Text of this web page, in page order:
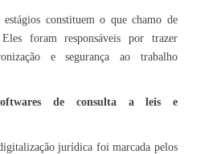
constituem o que chamo de
foram responsáveis por trazer
e segurança ao trabalho
de consulta a leis e
jurídica foi marcada pelos